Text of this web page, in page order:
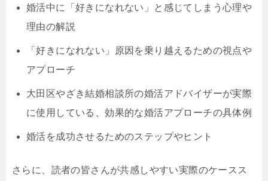
婚活中に「好きになれない」と感じてしまう心理や
理由の解説
「好きになれない」原因を乗り越えるための視点や
アプローチ
大田区やざき結婚相談所の婚活アドバイザーが実際
に使用している、効果的な婚活アプローチの具体例
婚活を成功させるためのステップやヒント
さらに、読者の皆さんが共感しやすい実際のケースス